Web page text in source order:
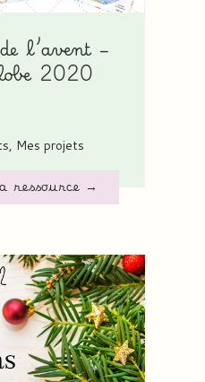
l’avent –
2020
, Mes projets
ressource →